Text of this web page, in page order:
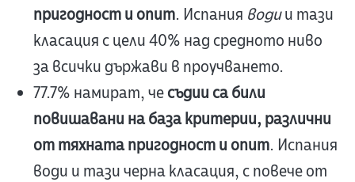
пригодност и опит. Испания водии тази
класация с цели 40% над средното ниво
за всички държави в проучването.
77.7% намират, чесъдии са били
повишавани на база критерии, различни
от тяхната пригодност и опит. Испания
води и тази черна класация, с повече от